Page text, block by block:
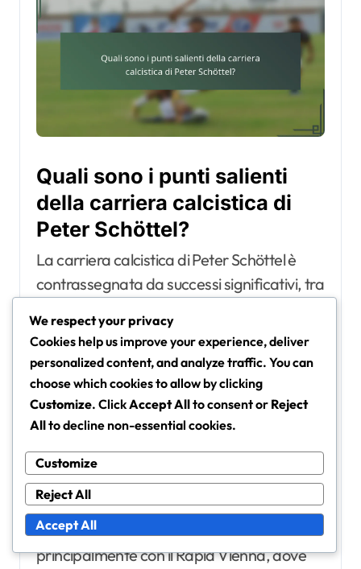
Quali sono i punti salienti
della carriera calcistica di
Peter Schöttel?
La carriera calcistica di Peter Schöttel è
contrassegnata da successi significativi, tra
coppa e partite internazionali che mettono
in mostra il suo talento e impatto nello sport.
I suoi contributi sia come giocatore che
come allenatore hanno lasciato un’eredità
duratura nel calcio.
Campionati di lega vinti
Durante la sua carriera da giocatore, Peter
Schöttel ha vinto diversi campionati di lega,
principalmente con il Rapid Vienna, dove
We respect your privacy
Cookies help us improve your experience, deliver
personalized content, and analyze traffic. You can
choose which cookies to allow by clicking
Customize. ClickAccept Allto consent or Reject
Allto decline non-essential cookies.
Customize
Reject All
Accept All